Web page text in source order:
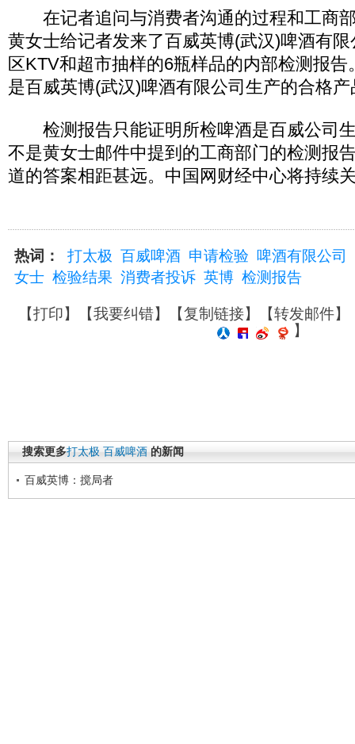
在记者追问与消费者沟通的过程和工商
黄女士给记者发来了百威英博(武汉)啤酒有
区KTV和超市抽样的6瓶样品的内部检测报
是百威英博(武汉)啤酒有限公司生产的合格产
检测报告只能证明所检啤酒是百威公司
不是黄女士邮件中提到的工商部门的检测报
道的答案相距甚远。中国网财经中心将持续
热词： 打太极 百威啤酒 申请检验
啤酒有限公司
女士 检验结果 消费者投诉 英博 检测报告
【打印】【我要纠错】【复制链接】【转发邮件】
】
搜索更多打太极 百威啤酒 的新闻
百威英博：搅局者